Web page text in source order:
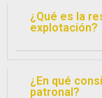
¿Qué es la
explotación?
¿En qué
patronal?